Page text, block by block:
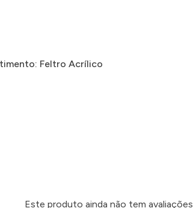
Feltro Acrílico
Este produto ainda não tem avaliações